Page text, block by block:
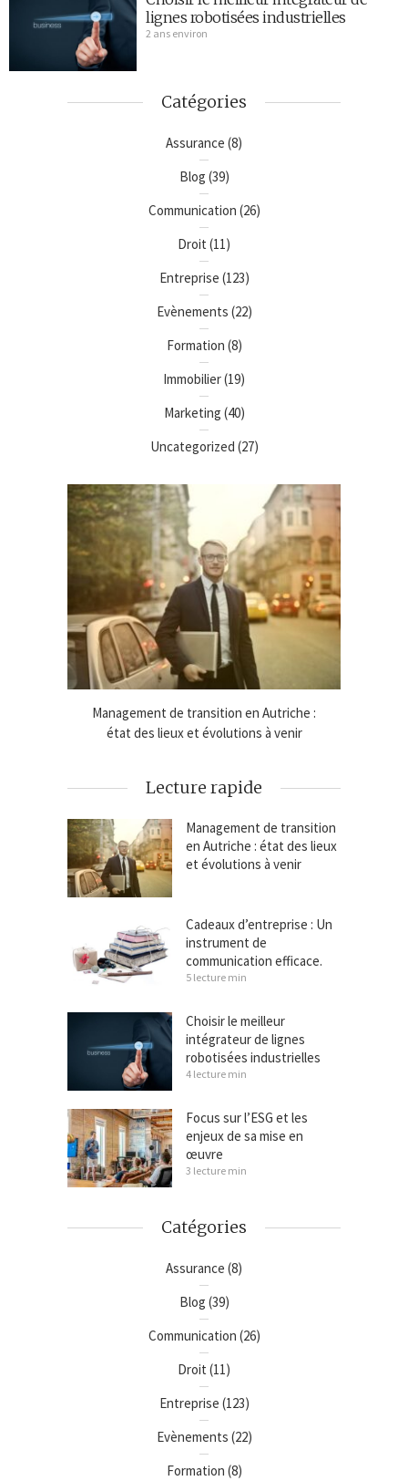
lignes robotisées industrielles
2 ans environ
Catégories
Assurance (8)
Blog (39)
Communication (26)
Droit (11)
Entreprise (123)
Evènements (22)
Formation (8)
Immobilier(19)
Marketing (40)
Uncategorized (27)
Management de transition en Autriche :
état des lieux et évolutions à venir
Lecture rapide
Management de transition
en Autriche : état des lieux
et évolutions à venir
Cadeaux d’entreprise : Un
instrument de
communication efficace.
5 lecture min
Choisir le meilleur
intégrateur de lignes
robotisées industrielles
4 lecture min
Focus sur l’ESG et les
enjeux de sa mise en
œuvre
3 lecture min
Catégories
Assurance (8)
Blog (39)
Communication (26)
Droit (11)
Entreprise (123)
Evènements (22)
Formation (8)